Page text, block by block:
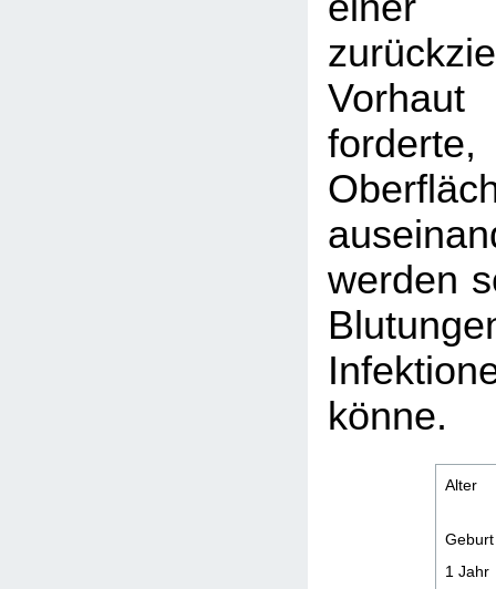
werden
könne.
Alter
Geburt
1 Jahr